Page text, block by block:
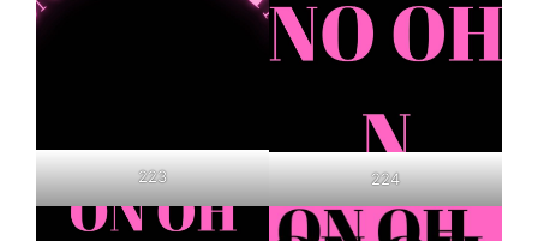
223 224